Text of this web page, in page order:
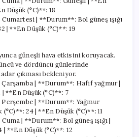
Düşük (°C)**: 18
| **Durum**: Bol güneş ışığı
| **En Düşük (°C)**: 19
güneşli hava etkisini koruyacak.
ve dördüncü günlerinde
çıkması bekleniyor.
| **Durum**: Hafif yağmur |
| **En Düşük (°C)**: 7
| **Durum**: Yağmur
24 | **En Düşük (°C)**: 11
| **Durum**: Bol güneş ışığı |
**En Düşük (°C)**: 12